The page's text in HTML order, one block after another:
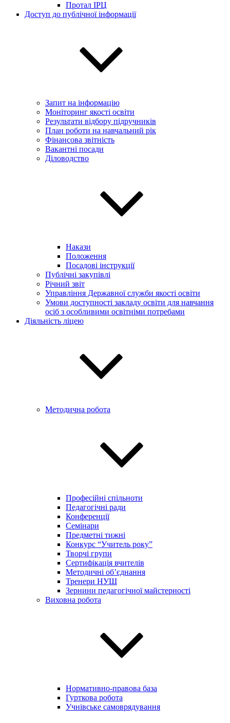
Протал ІРЦ
Доступ до публічної інформації
Запит на інформацію
Моніторинг якості освіти
Результати відбору підручників
План роботи на навчальний рік
Фінансова звітність
Вакантні посади
Діловодство
Накази
Положення
Посадові інструкції
Публічні закупівлі
Річний звіт
Управління Державної служби якості освіти
Умови доступності закладу освіти для навчання
осіб з особливими освітніми потребами
Діяльність ліцею
Методична робота
Професійні спільноти
Педагогічні ради
Конференції
Семінари
Предметні тижні
Конкурс “Учитель року”
Творчі групи
Сертифікація вчителів
Методичні об’єднання
Тренери НУШ
Зернини педагогічної майстерності
Виховна робота
Нормативно-правова база
Гурткова робота
Учнівське самоврядування